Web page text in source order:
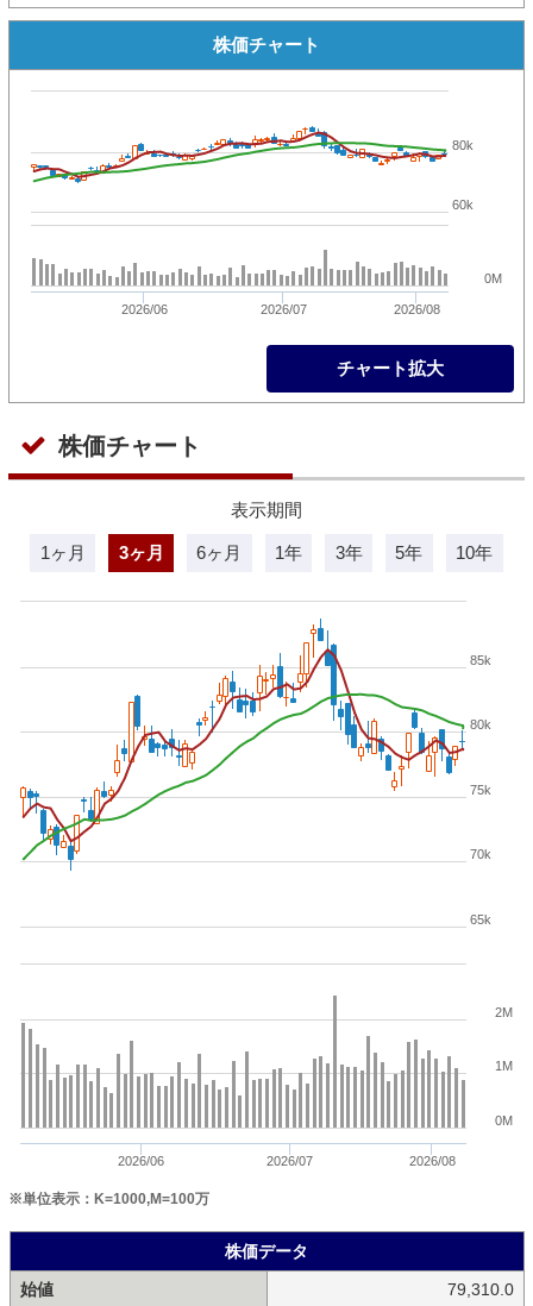
株価チャート
2026/06 2026/07 2026/08
60k
80k
0M
チャート拡大
株価チャート
表示期間
1ヶ月 3ヶ月 6ヶ月 1年 3年 5年 10年
2026/06 2026/07 2026/08
65k
70k
75k
80k
85k
0M
1M
2M
※単位表示：K=1000,M=100万
株価データ
始値
79,310.0